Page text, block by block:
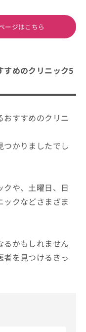
ージはこちら
すめのクリニック5
おすすめのクリニ
つかりましたでし
クや、土曜日、日
クなどさまざま
るかもしれません
を見つけるきっ